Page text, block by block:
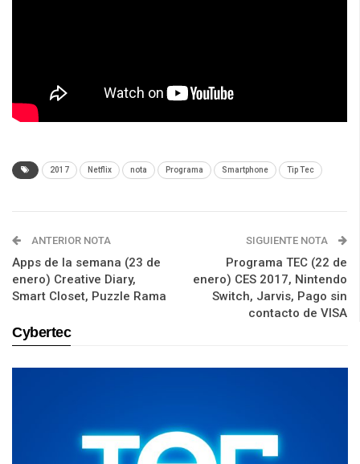
2017 Netflix nota Programa Smartphone Tip Tec
ANTERIOR NOTA
Apps de la semana (23 de
enero) Creative Diary,
Smart Closet, Puzzle Rama
SIGUIENTE NOTA
Programa TEC (22 de
enero) CES 2017, Nintendo
Switch, Jarvis, Pago sin
contacto de VISA
Cybertec